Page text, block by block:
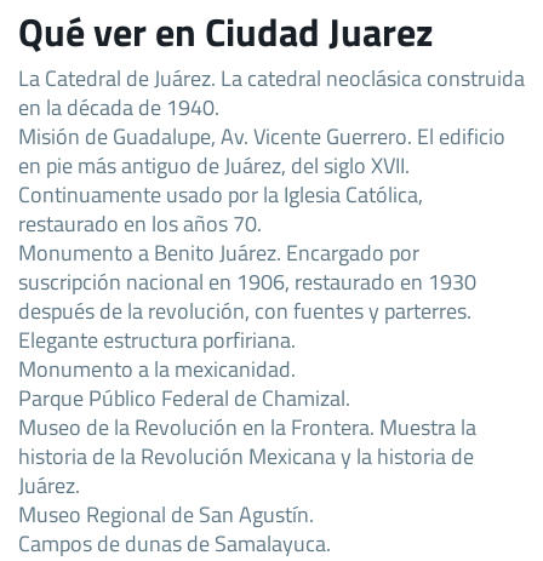
Qué ver en Ciudad Juarez
La Catedral de Juárez. La catedral neoclásica construida
en la década de 1940.
Misión de Guadalupe, Av. Vicente Guerrero. El edificio
en pie más antiguo de Juárez, del siglo XVII.
Continuamente usado por la Iglesia Católica,
restaurado en los años 70.
Monumento a Benito Juárez. Encargado por
suscripción nacional en 1906, restaurado en 1930
después de la revolución, con fuentes y parterres.
Elegante estructura porfiriana.
Monumento a la mexicanidad.
Parque Público Federal de Chamizal.
Museo de la Revolución en la Frontera. Muestra la
historia de la Revolución Mexicana y la historia de
Juárez.
Museo Regional de San Agustín.
Campos de dunas de Samalayuca.